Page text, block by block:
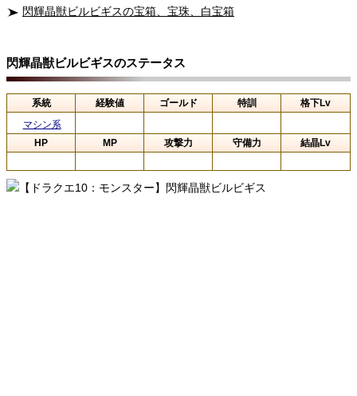
閃輝晶獣ビルビギスの宝箱、宝珠、白宝箱
閃輝晶獣ビルビギスのステータス
系統 経験値 ゴールド 特訓
格下Lv
マシン系
HP
MP 攻撃力 守備力 結晶Lv